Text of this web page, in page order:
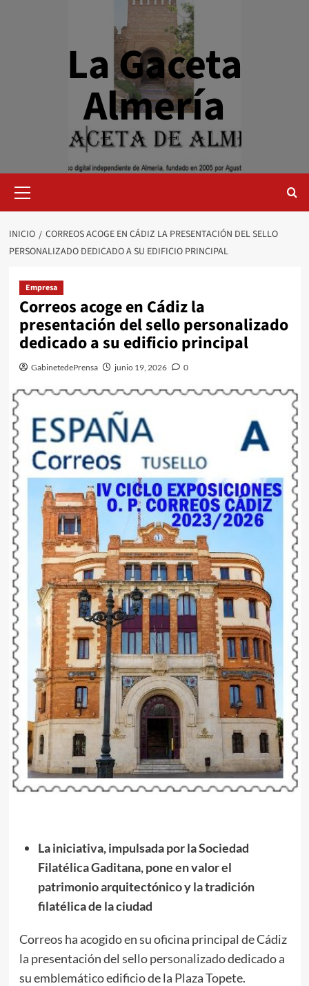
La Gaceta
Almería
primario
INICIO
CORREOS ACOGE EN CÁDIZ LA PRESENTACIÓN DEL SELLO
PERSONALIZADO DEDICADO A SU EDIFICIO PRINCIPAL
Empresa
Correos acoge en Cádiz la
presentación del sello personalizado
dedicado a su edificio principal
GabinetedePrensa junio 19, 2026 0
La iniciativa, impulsada por la Sociedad
Filatélica Gaditana, pone en valor el
patrimonio arquitectónico y la tradición
filatélica de la ciudad
Correos ha acogido en su oficina principal de Cádiz
la presentación del sello personalizadodedicado a
su emblemático edificio de la Plaza Topete.